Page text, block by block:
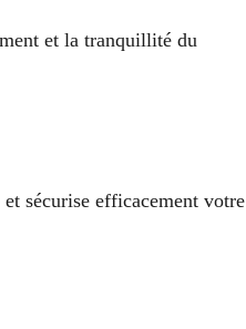
et la tranquillité du
sécurise efficacement votre